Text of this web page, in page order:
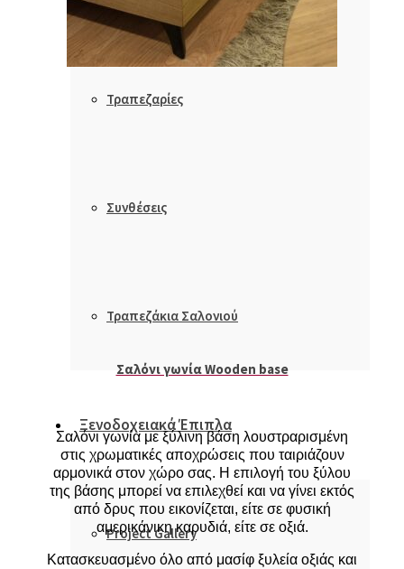
Τραπεζαρίες
Συνθέσεις
Τραπεζάκια Σαλονιού
Ξενοδοχειακά Έπιπλα
Project Gallery
Σαλόνι γωνία Wooden base
Σαλόνι γωνία με ξύλινη βάση λουστραρισμένη
στις χρωματικές αποχρώσεις που ταιριάζουν
αρμονικά στον χώρο σας. Η επιλογή του ξύλου
της βάσης μπορεί να επιλεχθεί και να γίνει εκτός
από δρυς που εικονίζεται, είτε σε φυσική
αμερικάνικη καρυδιά, είτε σε οξιά.
Κατασκευασμένο όλο από μασίφ ξυλεία οξιάς και